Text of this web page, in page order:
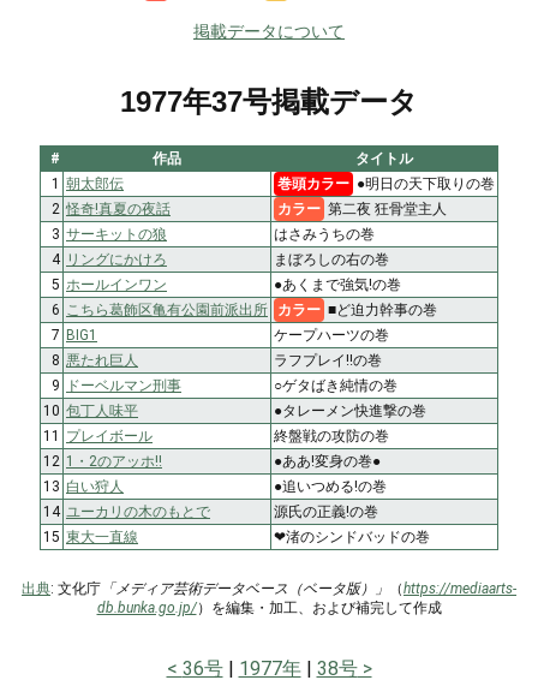
掲載データについて
1977年37号掲載データ
# 作品
タイトル
1 朝太郎伝 巻頭カラー ●明日の天下取りの巻
2 怪奇!真夏の夜話 カラー 第二夜 狂骨堂主人
3 サーキットの狼
はさみうちの巻
4 リングにかけろ
まぼろしの右の巻
5 ホールインワン
●あくまで強気!の巻
6
こちら葛飾区亀有公園前派出所 カラー ■ど迫力幹事の巻
7 BIG1
ケープハーツの巻
8 悪たれ巨人
ラフプレイ!!の巻
9
ドーベルマン刑事
○ゲタばき純情の巻
10 包丁人味平
●タレーメン快進撃の巻
11
プレイボール
終盤戦の攻防の巻
12 1・2のアッホ!!
●ああ!変身の巻●
13 白い狩人
●追いつめる!の巻
14 ユーカリの木のもとで
源氏の正義!の巻
15 東大一直線 ❤渚のシンドバッドの巻
出典: 文化庁 「メディア芸術データベース（ベータ版）」 （https://mediaarts-
db.bunka.go.jp/）を編集・加工、および補完して作成
36号 1977年 38号